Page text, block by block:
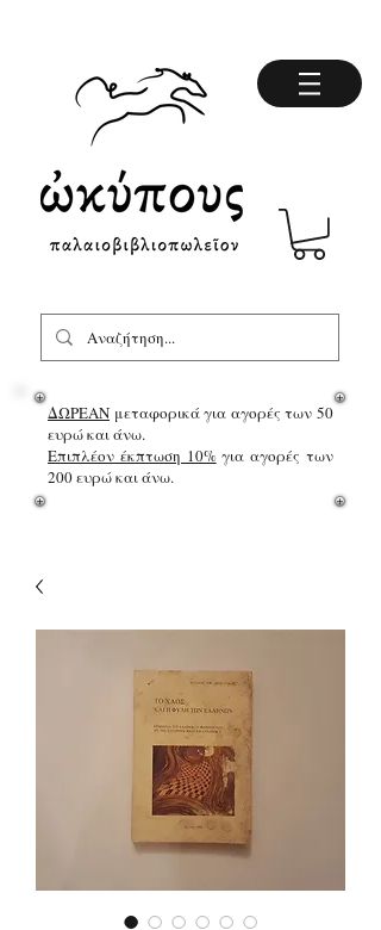
ΔΩΡΕΑΝ μεταφορικά για αγορές των 50
ευρώ και άνω.
Επιπλέον έκπτωση 10%για αγορές των
200 ευρώ και άνω.